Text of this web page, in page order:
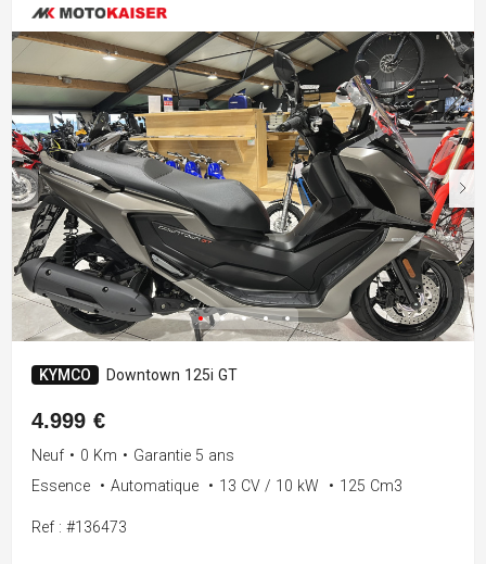
KYMCO Downtown 125i GT
4.999 €
Neuf • 0 Km • Garantie 5 ans
Essence
• Automatique • 13 CV / 10 kW • 125 Cm3
Ref : #136473